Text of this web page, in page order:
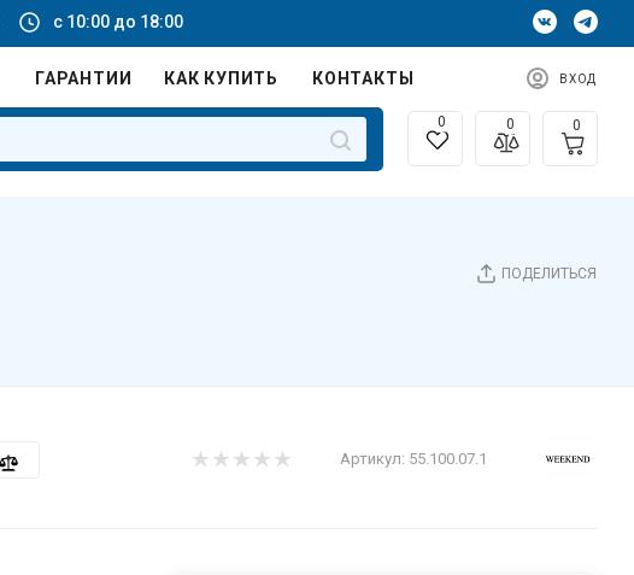
с 10:00 до 18:00
ГАРАНТИИ КАК КУПИТЬ КОНТАКТЫ ВХОД
0 0 0
ПОДЕЛИТЬСЯ
Артикул: 55.100.07.1